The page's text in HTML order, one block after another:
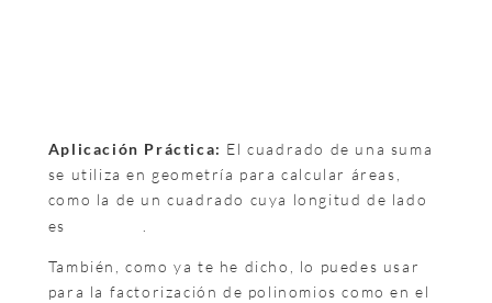
Aplicación Práctica: El cuadrado de una suma
se utiliza en geometría para calcular áreas,
como la de un cuadrado cuya longitud de lado
es
También, como ya te he dicho, lo puedes usar
para la factorización de polinomios como en el